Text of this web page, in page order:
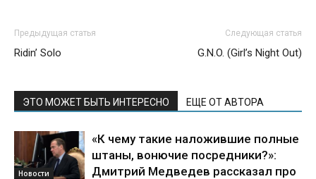
Предыдущая статья
Ridin’ Solo
Следующая статья
G.N.O. (Girl’s Night Out)
ЭТО МОЖЕТ БЫТЬ ИНТЕРЕСНО ЕЩЕ ОТ АВТОРА
Новости
«К чему такие наложившие полные
штаны, вонючие посредники?»:
Дмитрий Медведев рассказал про